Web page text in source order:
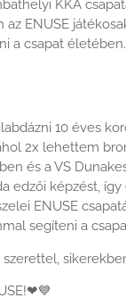
KKA
az ENUSE
a csapat
10 éves
2x lehettem
és a VS
edzői képzést,
ENUSE
segíteni a
❤💙